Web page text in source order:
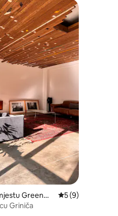
9
Greenwi
prosječna ocjena
5 (9)
Griniča